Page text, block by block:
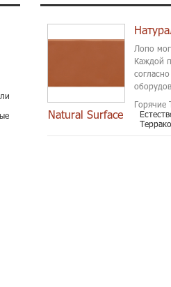
Natural Surface
Лопо
Каждой
Горячие